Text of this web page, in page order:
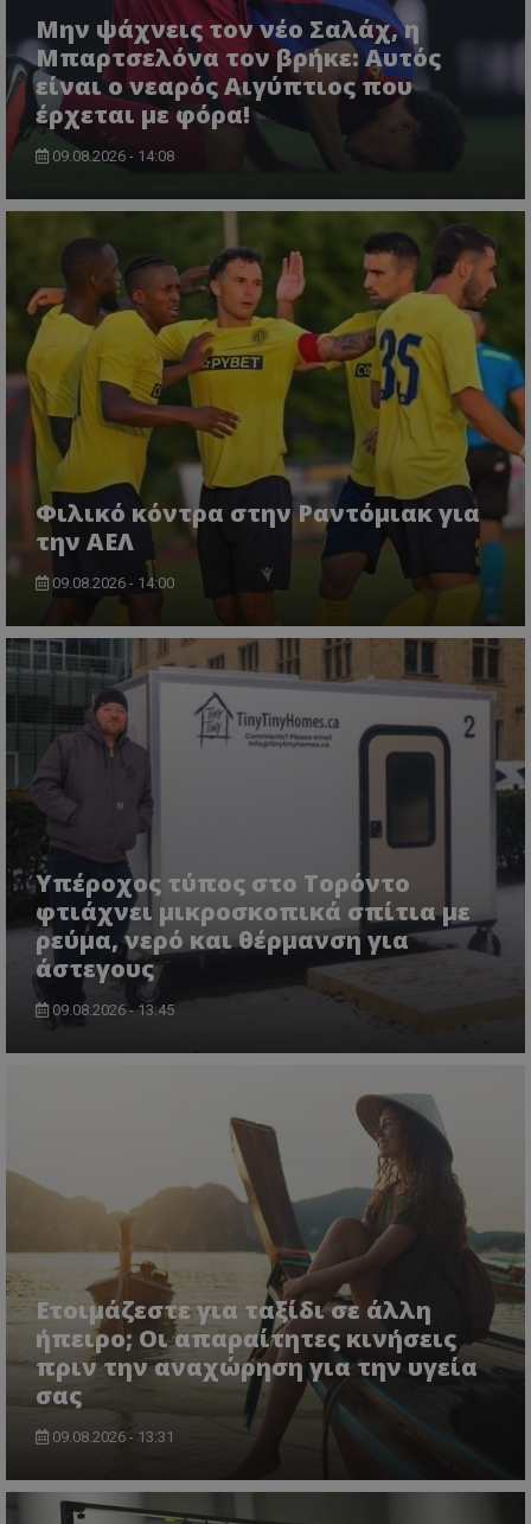
Μην ψάχνεις τον νέο Σαλάχ, η
Μπαρτσελόνα τον βρήκε: Αυτός
είναι ο νεαρός Αιγύπτιος που
έρχεται με φόρα!
09.08.2026 - 14:08
Φιλικό κόντρα στην Ραντόμιακ για
την ΑΕΛ
09.08.2026 - 14:00
Υπέροχος τύπος στο Τορόντο
φτιάχνει μικροσκοπικά σπίτια με
ρεύμα, νερό και θέρμανση για
άστεγους
09.08.2026 - 13:45
Ετοιμάζεστε για ταξίδι σε άλλη
ήπειρο; Οι απαραίτητες κινήσεις
πριν την αναχώρηση για την υγεία
σας
09.08.2026 - 13:31